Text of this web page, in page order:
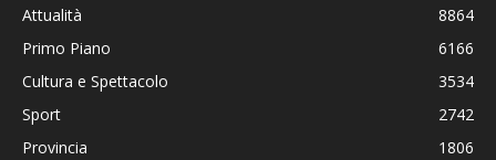
Attualità
8864
Primo Piano
6166
Cultura e Spettacolo
3534
Sport
2742
Provincia
1806